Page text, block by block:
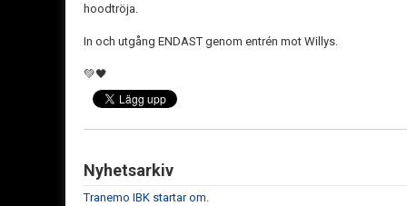
hoodtröja.
In och utgång ENDAST genom entrén mot Willys.
💚🖤
Nyhetsarkiv
Tranemo IBK startar om.